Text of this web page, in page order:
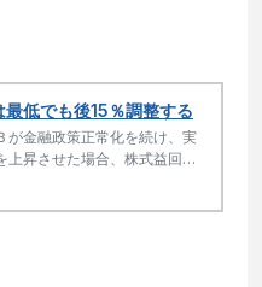
最低でも後15％調整する
が金融政策正常化を続け、実
上昇させた場合、株式益回り